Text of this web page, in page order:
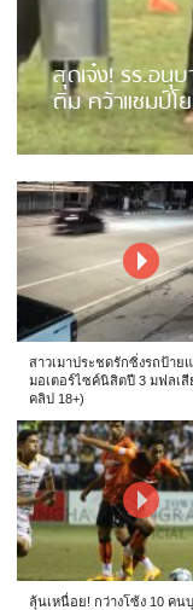
สุดเจ๋ง! รร.อนุ
ติม คว้าแชมป์โ
สาวเมาประชดรักซิ่งรถป้ายแ
มอเตอร์ไซค์นิสิตปี 3 มฟลเ
คลิป 18+)
ลุ้นเหนื่อย! กว่างโซ้ง 10 คน